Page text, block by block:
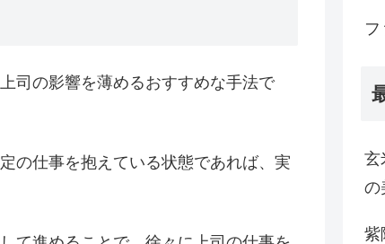
司の影響を薄めるおすすめな手法で
の仕事を抱えている状態であれば、実
フ
玄
の
紫